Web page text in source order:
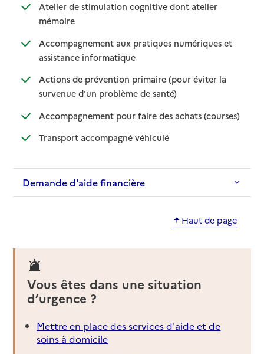
Atelier de stimulation cognitive dont atelier
mémoire
: disponible
: non disponible
Accompagnement aux pratiques numériques et
assistance informatique: disponible
: non disponible
Actions de prévention primaire (pour éviter la
survenue d'un problème de santé): disponible
: non disponible
Accompagnement pour faire des achats (courses)
:
: non
Transport accompagné véhiculé: disponible
: non disponible
Demande d'aide financière
Haut de page
Vous êtes dans une situation
d’urgence ?
Mettre en place des services d'aide et de
soins à domicile